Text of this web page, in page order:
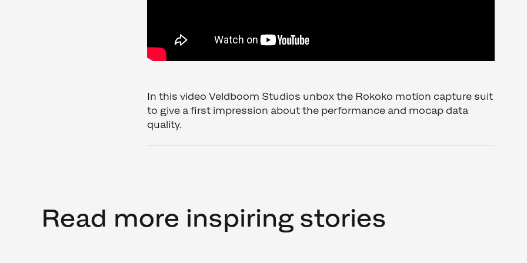
In this video Veldboom Studios unbox the Rokoko motion capture suit
to give a first impression about the performance and mocap data
quality.
Read more inspiring stories